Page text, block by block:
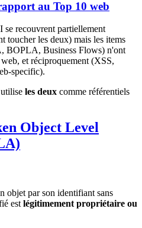
au Top 10 web
recouvrent partiellement
toucher les deux) mais les items
Business Flows) n'ont
et réciproquement (XSS,
specific).
les deux comme référentiels
Object Level
objet par son identifiant sans
est légitimement propriétaire ou